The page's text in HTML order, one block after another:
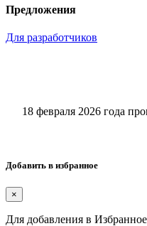
Предложения
Для разработчиков
18 февраля 2026 года
Добавить в избранное
×
Для добавления в